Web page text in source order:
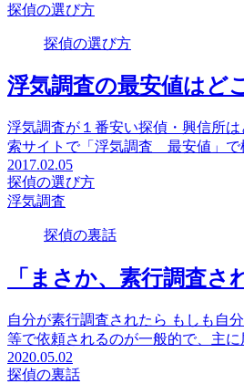
探偵の選び方
探偵の選び方
浮気調査の最安値はど
浮気調査が１番安い探偵・興信所
索サイトで「浮気調査 最安値」で
2017.02.05
探偵の選び方
浮気調査
探偵の裏話
「まさか、素行調査
自分が素行調査されたら もしも自
等で依頼されるのが一般的で、主に
2020.05.02
探偵の裏話